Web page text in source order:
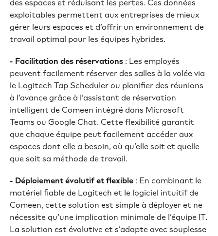
des espaces et réduisant les pertes. Ces données
exploitables permettent aux entreprises de mieux
gérer leurs espaces et d’offrir un environnement de
travail optimal pour les équipes hybrides.
- Facilitation des réservations : Les employés
peuvent facilement réserver des salles à la volée via
le Logitech Tap Scheduler ou planifier des réunions
à l’avance grâce à l’assistant de réservation
intelligent de Comeen intégré dans Microsoft
Teams ou Google Chat. Cette flexibilité garantit
que chaque équipe peut facilement accéder aux
espaces dont elle a besoin, où qu’elle soit et quelle
que soit sa méthode de travail.
- Déploiement évolutif et flexible : En combinant le
matériel fiable de Logitech et le logiciel intuitif de
Comeen, cette solution est simple à déployer et ne
nécessite qu’une implication minimale de l’équipe IT.
La solution est évolutive et s’adapte avec souplesse